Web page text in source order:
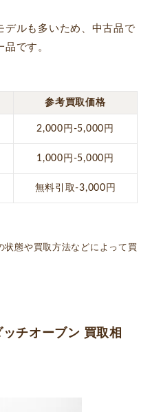
デルも多いため、中古品で
です。
参考買取価格
2,000円-5,000円
1,000円-5,000円
無料引取-3,000円
態や買取方法などによって買
チオーブン 買取相